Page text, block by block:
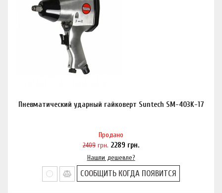
Пневматический ударный гайковерт Suntech SM-403K-17
Продано
2409 грн. 2289 грн.
Нашли дешевле?
СООБЩИТЬ КОГДА ПОЯВИТСЯ